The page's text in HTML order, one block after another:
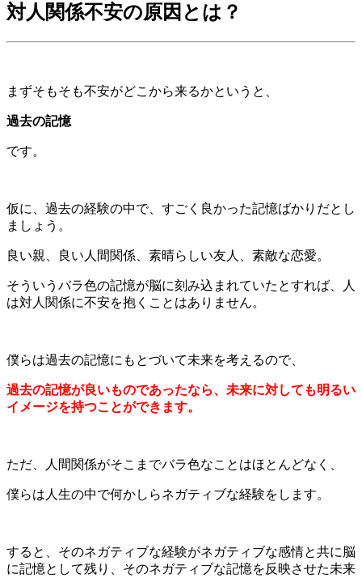
対人関係不安の原因とは？
まずそもそも不安がどこから来るかというと、
過去の記憶
です。
仮に、過去の経験の中で、すごく良かった記憶ばかりだとし
ましょう。
良い親、良い人間関係、素晴らしい友人、素敵な恋愛。
そういうバラ色の記憶が脳に刻み込まれていたとすれば、人
は対人関係に不安を抱くことはありません。
僕らは過去の記憶にもとづいて未来を考えるので、
過去の記憶が良いものであったなら、未来に対しても明るい
イメージを持つことができます。
ただ、人間関係がそこまでバラ色なことはほとんどなく、
僕らは人生の中で何かしらネガティブな経験をします。
すると、そのネガティブな経験がネガティブな感情と共に脳
に記憶として残り、そのネガティブな記憶を反映させた未来